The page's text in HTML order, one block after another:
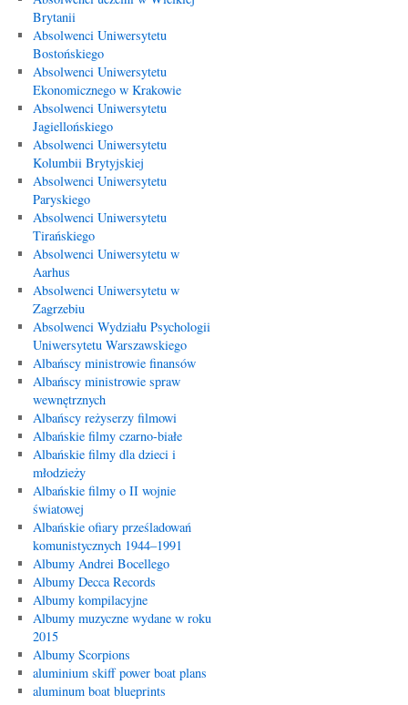
Brytanii
Absolwenci Uniwersytetu
Bostońskiego
Absolwenci Uniwersytetu
Ekonomicznego w Krakowie
Absolwenci Uniwersytetu
Jagiellońskiego
Absolwenci Uniwersytetu
Kolumbii Brytyjskiej
Absolwenci Uniwersytetu
Paryskiego
Absolwenci Uniwersytetu
Tirańskiego
Absolwenci Uniwersytetu w
Aarhus
Absolwenci Uniwersytetu w
Zagrzebiu
Absolwenci Wydziału Psychologii
Uniwersytetu Warszawskiego
Albańscy ministrowie finansów
Albańscy ministrowie spraw
wewnętrznych
Albańscy reżyserzy filmowi
Albańskie filmy czarno-białe
Albańskie filmy dla dzieci i
młodzieży
Albańskie filmy o II wojnie
światowej
Albańskie ofiary prześladowań
komunistycznych 1944–1991
Albumy Andrei Bocellego
Albumy Decca Records
Albumy kompilacyjne
Albumy muzyczne wydane w roku
2015
Albumy Scorpions
aluminium skiff power boat plans
aluminum boat blueprints